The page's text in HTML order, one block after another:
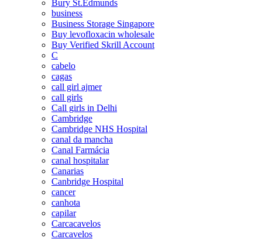
Bury St.Edmunds
business
Business Storage Singapore
Buy levofloxacin wholesale
Buy Verified Skrill Account
C
cabelo
cagas
call girl ajmer
call girls
Call girls in Delhi
Cambridge
Cambridge NHS Hospital
canal da mancha
Canal Farmácia
canal hospitalar
Canarias
Canbridge Hospital
cancer
canhota
capilar
Carcacavelos
Carcavelos